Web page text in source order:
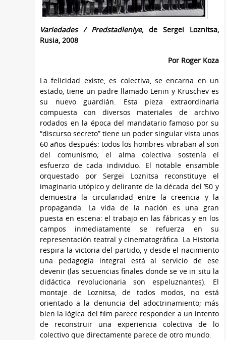
Variedades / Predstadleniye, de Sergei Loznitsa,
Rusia, 2008
Por Roger Koza
La felicidad existe, es colectiva, se encarna en un
estado, tiene un padre llamado Lenin y Kruschev es
su nuevo guardián. Esta pieza extraordinaria
compuesta con diversos materiales de archivo
rodados en la época del mandatario famoso por su
“discurso secreto” tiene un poder singular vista unos
60 años después: todos los hombres vibraban al son
del comunismo; el alma colectiva sostenía el
esfuerzo de cada individuo. El notable ensamble
orquestado por Sergei Loznitsa reconstituye el
imaginario utópico y delirante de la década del ’50 y
demuestra la circularidad entre la creencia y la
propaganda. La vida de la nación es una gran
puesta en escena: el trabajo en las fábricas y en los
campos inmediatamente se refuerza en su
representación teatral y cinematográfica. La Historia
respira la victoria del partido, y desde el nacimiento
una pedagogía integral está al servicio de ese
devenir (las secuencias finales donde se ve in situ la
didáctica revolucionaria son espeluznantes). El
montaje de Loznitsa, de todos modos, no está
orientado a la denuncia del adoctrinamiento; más
bien la lógica del film parece responder a un intento
de reconstruir una experiencia colectiva de lo
colectivo que directamente parece de otro mundo.